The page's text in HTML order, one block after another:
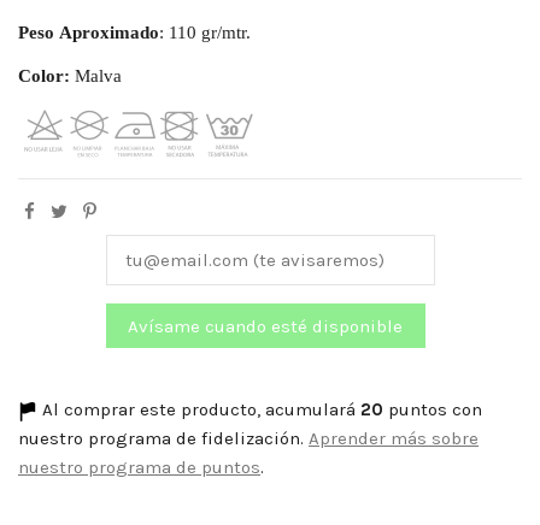
Peso Aproximado: 110 gr/mtr.
Color: Malva
Al comprar este producto, acumulará 20 puntos con
nuestro programa de fidelización. Aprender más sobre
nuestro programa de puntos.